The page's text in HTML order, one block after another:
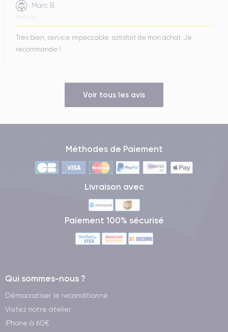
Marc B.
09/07/26
Très bien, service impeccable, satisfait de mon achat. Je
recommande !
Voir tous les avis
Méthodes de Paiement
Livraison avec
Paiement 100% sécurisé
Qui sommes-nous ?
Démocratiser le reconditionné
Visitez notre atelier
iPhone à 60€